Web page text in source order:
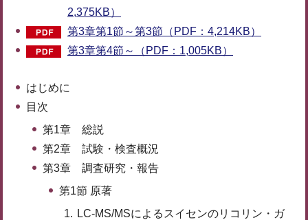
2,375KB）
第3章第1節～第3節（PDF：4,214KB）
第3章第4節～（PDF：1,005KB）
はじめに
目次
第1章 総説
第2章 試験・検査概況
第3章 調査研究・報告
第1節 原著
LC-MS/MSによるスイセンのリコリン・ガ